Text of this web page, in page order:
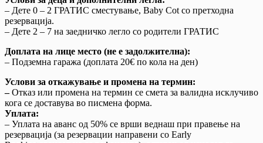
– Дете 0 – 2 ГРАТИС сместување, Baby Cot со претходна
резервација.
– Дете 2 – 7 на заедничко легло со родители ГРАТИС
Доплата на лице место (не е задолжителна):
– Подземна гаража (доплата 20€ по кола на ден)
Услови за откажување и промена на термин:
–Oтказ или промена на термин се смета за валидна исклучиво
кога се доставува во писмена форма.
Уплата:
– Уплата на аванс од 50% се врши веднаш при правење на
резервација (за резервации направени со Early